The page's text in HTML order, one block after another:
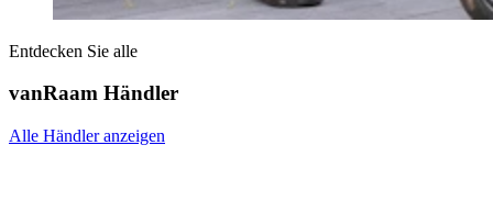
Entdecken Sie alle
vanRaam Händler
Alle Händler anzeigen